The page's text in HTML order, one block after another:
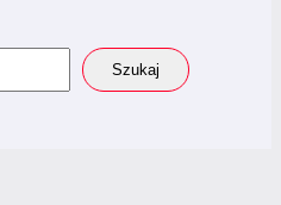
Szukaj